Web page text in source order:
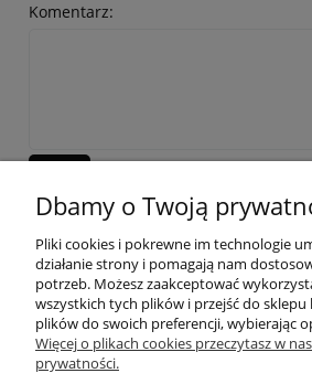
Komentarz:
OBSŁUGA
Dbamy o Twoją
Pliki cookies i pokrewne im technologie
działanie strony i pomagają nam
potrzeb. Możesz zaakceptować
wszystkich tych plików i przejść do
plików do swoich preferencji, wybierając
Więcej o plikach cookies przeczytasz w
prywatności.